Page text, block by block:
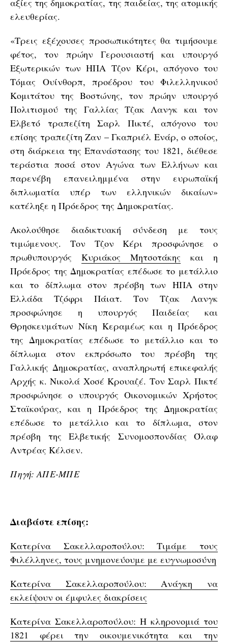
αξίες της δημοκρατίας, της παιδείας, της ατομικής
ελευθερίας.
«Τρεις εξέχουσες προσωπικότητες θα τιμήσουμε
φέτος, τον πρώην Γερουσιαστή και υπουργό
Εξωτερικών των ΗΠΑ Τζον Κέρι, απόγονο του
Τόμας Ουίνθορπ, προέδρου του Φιλελληνικού
Κομιτάτου της Βοστώνης, τον πρώην υπουργό
Πολιτισμού της Γαλλίας Τζακ Λανγκ και τον
Ελβετό τραπεζίτη Σαρλ Πικτέ, απόγονο του
επίσης τραπεζίτη Ζαν – Γκαπριέλ Ενάρ, ο οποίος,
στη διάρκεια της Επανάστασης του 1821, διέθεσε
τεράστια ποσά στον Αγώνα των Ελλήνων και
παρενέβη επανειλημμένα στην ευρωπαϊκή
διπλωματία υπέρ των ελληνικών δικαίων»
κατέληξε η Πρόεδρος της Δημοκρατίας.
Ακολούθησε διαδικτυακή σύνδεση με τους
τιμώμενους. Τον Τζον Κέρι προσφώνησε ο
πρωθυπουργός Κυριάκος Μητσοτάκης και η
Πρόεδρος της Δημοκρατίας επέδωσε το μετάλλιο
και το δίπλωμα στον πρέσβη των ΗΠΑ στην
Ελλάδα Τζόφρι Πάιατ. Τον Τζακ Λανγκ
προσφώνησε η υπουργός Παιδείας και
Θρησκευμάτων Νίκη Κεραμέως και η Πρόεδρος
της Δημοκρατίας επέδωσε το μετάλλιο και το
δίπλωμα στον εκπρόσωπο του πρέσβη της
Γαλλικής Δημοκρατίας, αναπληρωτή επικεφαλής
Αρχής κ. Νικολά Χοσέ Κρουαζέ. Τον Σαρλ Πικτέ
προσφώνησε ο υπουργός Οικονομικών Χρήστος
Σταϊκούρας, και η Πρόεδρος της Δημοκρατίας
επέδωσε το μετάλλιο και το δίπλωμα, στον
πρέσβη της Ελβετικής Συνομοσπονδίας Όλαφ
Αντρέας Κέλσεν.
Πηγή: ΑΠΕ-ΜΠΕ
Διαβάστε επίσης:
Κατερίνα Σακελλαροπούλου: Τιμάμε τους
Φιλέλληνες, τους μνημονεύουμε με ευγνωμοσύνη
Κατερίνα Σακελλαροπούλου: Ανάγκη να
εκλείψουν οι έμφυλες διακρίσεις
Κατερίνα Σακελλαροπούλου: Η κληρονομιά του
1821 φέρει την οικουμενικότητα και την